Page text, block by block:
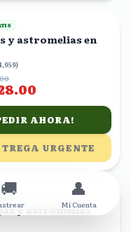
y astromelias en
)
AHORA!
URGENTE
y astromelias
🚚 👤
Mi Cuenta